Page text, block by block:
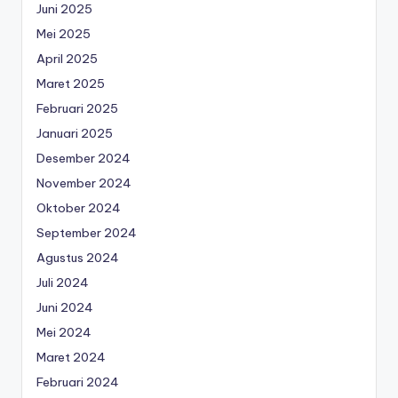
Juni 2025
Mei 2025
April 2025
Maret 2025
Februari 2025
Januari 2025
Desember 2024
November 2024
Oktober 2024
September 2024
Agustus 2024
Juli 2024
Juni 2024
Mei 2024
Maret 2024
Februari 2024